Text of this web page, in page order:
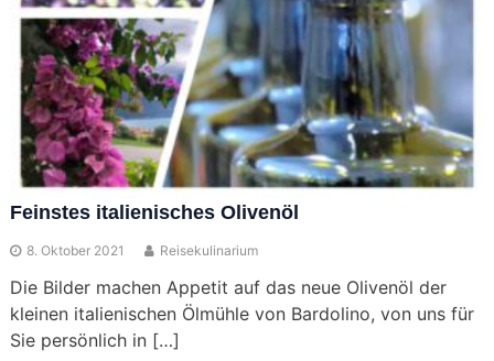
Feinstes italienisches Olivenöl
8. Oktober 2021 Reisekulinarium
Die Bilder machen Appetit auf das neue Olivenöl der
kleinen italienischen Ölmühle von Bardolino, von uns für
Sie persönlich in […]